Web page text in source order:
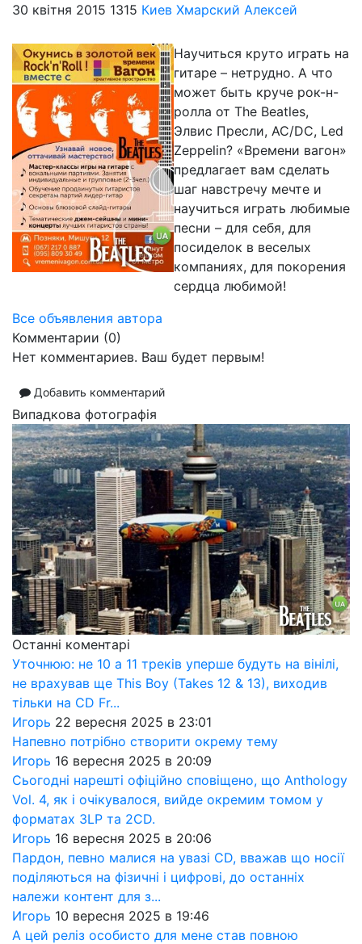
30 квітня 2015 1315 Киев Хмарский Алексей
Научиться круто играть на
гитаре – нетрудно. А что
может быть круче рок-н-
ролла от The Beatles,
Элвис Пресли, AC/DC, Led
Zeppelin? «Времени вагон»
предлагает вам сделать
шаг навстречу мечте и
научиться играть любимые
песни – для себя, для
посиделок в веселых
компаниях, для покорения
сердца любимой!
Все объявления автора
Комментарии (0)
Нет комментариев. Ваш будет первым!
Добавить комментарий
Випадкова фотографія
Останні коментарі
Уточнюю: не 10 а 11 треків уперше будуть на вінілі,
не врахував ще This Boy (Takes 12 & 13), виходив
тільки на CD Fr...
Игорь 22 вересня 2025 в 23:01
Напевно потрібно створити окрему тему
Игорь 16 вересня 2025 в 20:09
Сьогодні нарешті офіційно сповіщено, що Anthology
Vol. 4, як і очікувалося, вийде окремим томом у
форматах 3LP та 2CD.
Игорь 16 вересня 2025 в 20:06
Пардон, певно малися на увазі CD, вважав що носії
поділяються на фізичні і цифрові, до останніх
належи контент для з...
Игорь 10 вересня 2025 в 19:46
А цей реліз особисто для мене став повною